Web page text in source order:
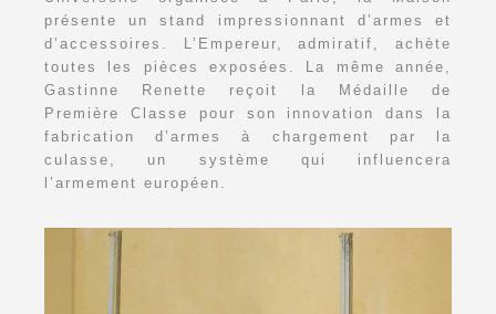
présente un stand impressionnant d’armes et
d’accessoires. L’Empereur, admiratif, achète
toutes les pièces exposées. La même année,
Gastinne Renette reçoit la Médaille de
Première Classe pour son innovation dans la
fabrication d’armes à chargement par la
culasse, un système qui influencera
l’armement européen.